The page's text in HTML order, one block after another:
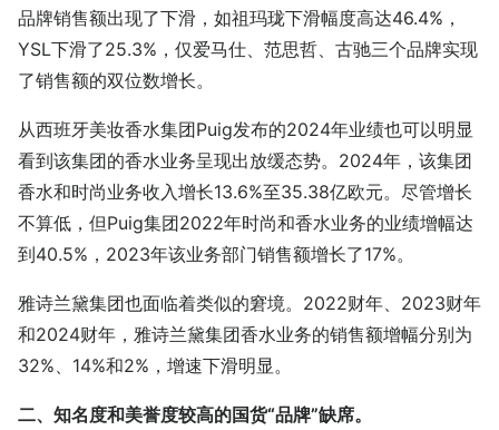
品牌销售额出现了下滑，如祖玛珑下滑幅度高达46.4%，
YSL下滑了25.3%，仅爱马仕、范思哲、古驰三个品牌实现
了销售额的双位数增长。
从西班牙美妆香水集团Puig发布的2024年业绩也可以明显
看到该集团的香水业务呈现出放缓态势。2024年，该集团
香水和时尚业务收入增长13.6%至35.38亿欧元。尽管增长
不算低，但Puig集团2022年时尚和香水业务的业绩增幅达
到40.5%，2023年该业务部门销售额增长了17%。
雅诗兰黛集团也面临着类似的窘境。2022财年、2023财年
和2024财年，雅诗兰黛集团香水业务的销售额增幅分别为
32%、14%和2%，增速下滑明显。
二、知名度和美誉度较高的国货“品牌”缺席。